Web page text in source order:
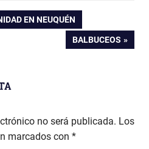
EN NEUQUÉN
ENTRADA
BALBUCEOS
no será publicada. Los
marcados con *